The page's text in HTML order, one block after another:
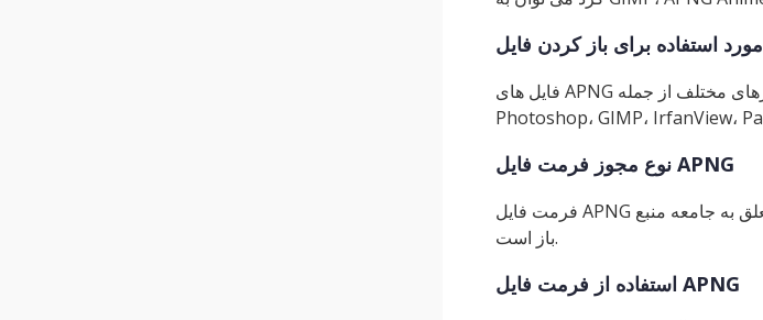
فایل های APNG را می توان با استفاده از نرم افزارها، ابزارها و ویرایشگرهای مختلف از جمله Adobe
نوع مجوز فرمت فایل APNG
فرمت فایل APNG یک پروژه منبع باز است که برای استفاده بدون مجوز در دسترس است. متعلق به جامعه منبع
باز است.
استفاده از فرمت فایل APNG